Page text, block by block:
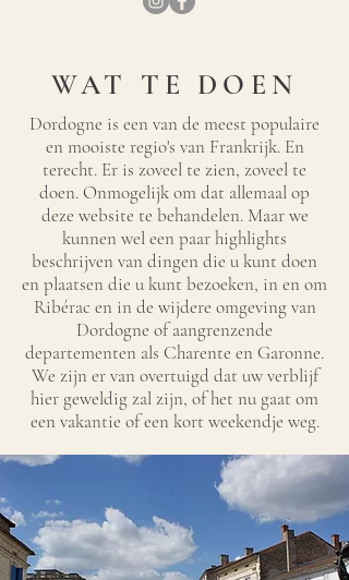
WAT TE DOEN
Dordogne is een van de meest populaire
en mooiste regio's van Frankrijk. En
terecht. Er is zoveel te zien, zoveel te
doen. Onmogelijk om dat allemaal op
deze website te behandelen. Maar we
kunnen wel een paar highlights
beschrijven van dingen die u kunt doen
en plaatsen die u kunt bezoeken, in en om
Ribérac en in de wijdere omgeving van
Dordogne of aangrenzende
departementen als Charente en Garonne.
We zijn er van overtuigd dat uw verblijf
hier geweldig zal zijn, of het nu gaat om
een vakantie of een kort weekendje weg.